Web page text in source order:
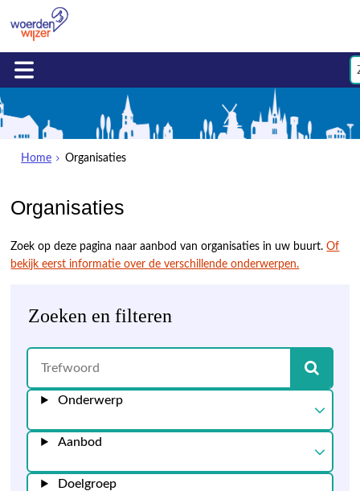
Home Organisaties
Organisaties
Zoek op deze pagina naar aanbod van organisaties in uw buurt.Of
bekijk eerst informatie over de verschillende onderwerpen.
Zoeken en filteren
Onderwerp
Aanbod
Doelgroep